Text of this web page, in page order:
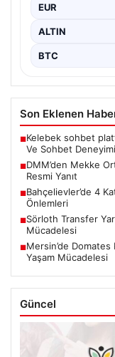
EUR
ALTIN
BTC
Son Eklenen
■Kelebek sohbet
Ve Sohbet Deneyimi
■DMM’den Mekke
Resmi Yanıt
■Bahçelievler’de 4
Önlemleri
■Sörloth Transfer
Mücadelesi
■Mersin’de Domates
Yaşam Mücadelesi
Güncel